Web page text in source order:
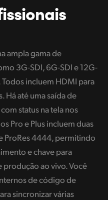
ampla gama de
3G-SDI, 6G-SDI e 12G-
incluem HDMI para
Há até uma saída de
status na tela nos
Pro e Plus incluem duas
ProRes 4444, permitindo
e chave para
ao vivo. Você
de código de
sincronizar várias